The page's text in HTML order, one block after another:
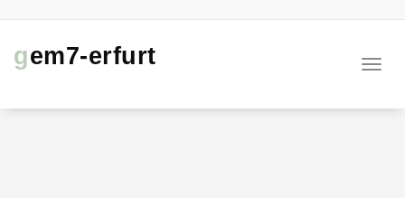
gem7-erfurt